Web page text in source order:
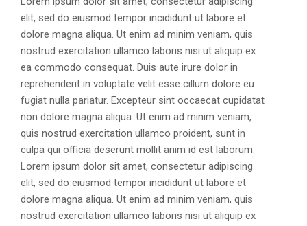
elit, sed do eiusmod tempor incididunt ut labore et
dolore magna aliqua. Ut enim ad minim veniam, quis
nostrud exercitation ullamco laboris nisi ut aliquip ex
ea commodo consequat. Duis aute irure dolor in
reprehenderit in voluptate velit esse cillum dolore eu
fugiat nulla pariatur. Excepteur sint occaecat cupidatat
non dolore magna aliqua. Ut enim ad minim veniam,
quis nostrud exercitation ullamco proident, sunt in
culpa qui officia deserunt mollit anim id est laborum.
Lorem ipsum dolor sit amet, consectetur adipiscing
elit, sed do eiusmod tempor incididunt ut labore et
dolore magna aliqua. Ut enim ad minim veniam, quis
nostrud exercitation ullamco laboris nisi ut aliquip ex